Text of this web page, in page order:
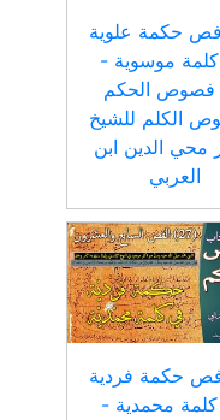
فص حكمة علوية
موسوية -
الحكم
الكلم للشيخ
محي الدين ابن
العربي
فص حكمة فردية
محمدية -